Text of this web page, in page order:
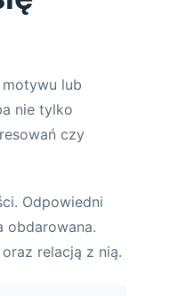
lub
nie tylko
czy
Odpowiedni
obdarowana.
relacją z nią.